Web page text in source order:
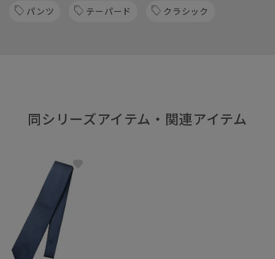
パンツ テーパード クラシック
同シリーズアイテム・関連アイテム